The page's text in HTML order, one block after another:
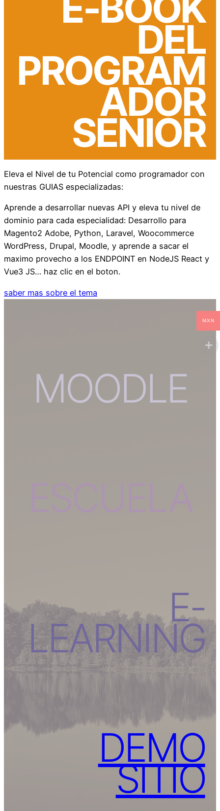
DEL
PROGRAM
ADOR
SENIOR
Eleva el Nivel de tu Potencial como programador con
nuestras GUIAS especializadas:
Aprende a desarrollar nuevas API y eleva tu nivel de
dominio para cada especialidad: Desarrollo para
Magento2 Adobe, Python, Laravel, Woocommerce
WordPress, Drupal, Moodle, y aprende a sacar el
maximo provecho a los ENDPOINT en NodeJS React y
Vue3 JS… haz clic en el boton.
saber mas sobre el tema
MOODLE
ESCUELA
E-
LEARNING
DEMO
SITIO
MXN